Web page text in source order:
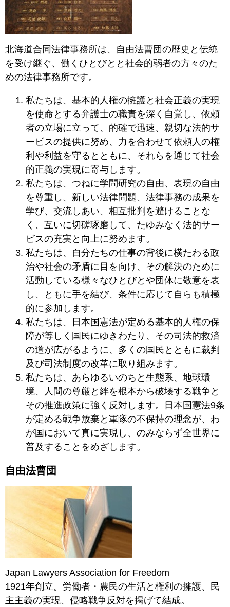
北海道合同法律事務所は、自由法曹団の歴史と伝統
を受け継ぐ、働くひとびとと社会的弱者の方々のた
めの法律事務所です。
私たちは、基本的人権の擁護と社会正義の実現
を使命とする弁護士の職責を深く自覚し、依頼
者の立場に立って、的確で迅速、親切な法的サ
ービスの提供に努め、力を合わせて依頼人の権
利や利益を守るとともに、それらを通じて社会
的正義の実現に寄与します。
私たちは、つねに学問研究の自由、表現の自由
を尊重し、新しい法律問題、法律事務の成果を
学び、交流しあい、相互批判を避けることな
く、互いに切磋琢磨して、たゆみなく法的サー
ビスの充実と向上に努めます。
私たちは、自分たちの仕事の背後に横たわる政
治や社会の矛盾に目を向け、その解決のために
活動している様々なひとびとや団体に敬意を表
し、ともに手を結び、条件に応じて自らも積極
的に参加します。
私たちは、日本国憲法が定める基本的人権の保
障が等しく国民にゆきわたり、その司法的救済
の道が広がるように、多くの国民とともに裁判
及び司法制度の改革に取り組みます。
私たちは、あらゆるいのちと生態系、地球環
境、人間の尊厳と絆を根本から破壊する戦争と
その推進政策に強く反対します。日本国憲法9条
が定める戦争放棄と軍隊の不保持の理念が、わ
が国において真に実現し、のみならず全世界に
普及することをめざします。
自由法曹団
Japan Lawyers Association for Freedom
1921年創立。労働者・農民の生活と権利の擁護、民
主主義の実現、侵略戦争反対を掲げて結成。